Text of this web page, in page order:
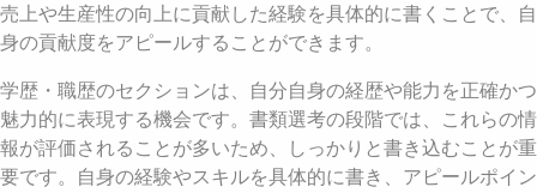
売上や生産性の向上に貢献した経験を具体的に書くことで、自
身の貢献度をアピールすることができます。
学歴・職歴のセクションは、自分自身の経歴や能力を正確かつ
魅力的に表現する機会です。書類選考の段階では、これらの情
報が評価されることが多いため、しっかりと書き込むことが重
要です。自身の経験やスキルを具体的に書き、アピールポイン